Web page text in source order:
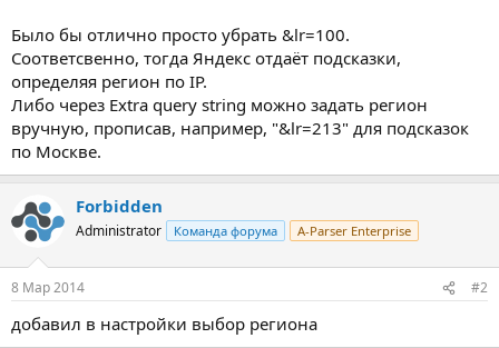
Было бы отлично просто убрать &lr=100.
Соответсвенно, тогда Яндекс отдаёт подсказки,
определяя регион по IP.
Либо через Extra query string можно задать регион
вручную, прописав, например, "&lr=213" для подсказок
по Москве.
Forbidden
Administrator Команда форума A-Parser Enterprise
8 Мар 2014 #2
добавил в настройки выбор региона